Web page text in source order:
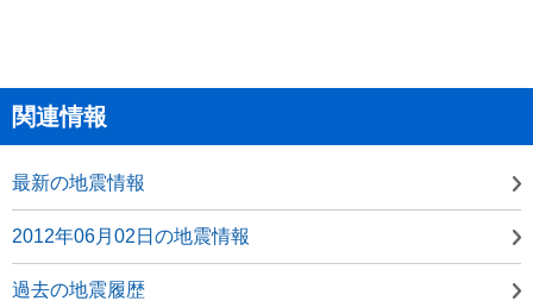
関連情報
最新の地震情報
2012年06月02日の地震情報
過去の地震履歴